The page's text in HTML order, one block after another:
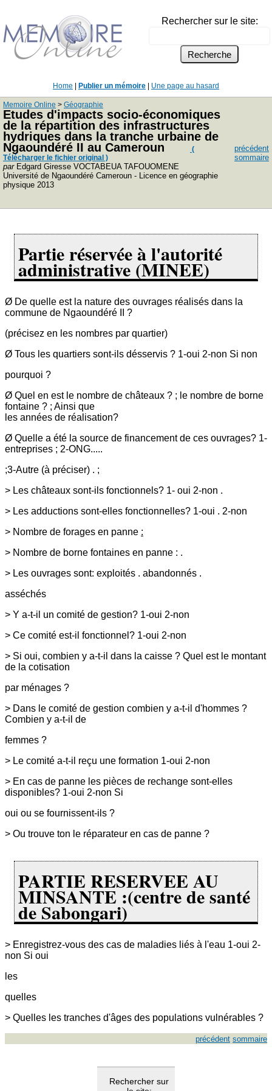
Rechercher sur le site:
Home Publier un mémoire Une page au hasard
Memoire Online > Géographie
Etudes d'impacts socio-économiques
de la répartition des infrastructures
hydriques dans la tranche urbaine de
Ngaoundéré II au Cameroun
(
Télécharger le fichier original )
parEdgard Giresse VOCTABEUA TAFOUOMENE
Université de Ngaoundéré Cameroun - Licence en géographie
physique 2013
précédent
sommaire
Partie réservée à l'autorité
administrative (MINEE)
Ø De quelle est la nature des ouvrages réalisés dans la
commune de Ngaoundéré II ?
(précisez en les nombres par quartier)
Ø Tous les quartiers sont-ils désservis ? 1-oui 2-non Si non
pourquoi ?
Ø Quel en est le nombre de châteaux ? ; le nombre de borne
fontaine ? ; Ainsi que
les années de réalisation?
Ø Quelle a été la source de financement de ces ouvrages? 1-
entreprises ; 2-ONG.....
;3-Autre (à préciser) . ;
> Les châteaux sont-ils fonctionnels? 1- oui 2-non .
> Les adductions sont-elles fonctionnelles? 1-oui . 2-non
> Nombre de forages en panne :
> Nombre de borne fontaines en panne : .
> Les ouvrages sont: exploités . abandonnés .
asséchés
> Y a-t-il un comité de gestion? 1-oui 2-non
> Ce comité est-il fonctionnel? 1-oui 2-non
> Si oui, combien y a-t-il dans la caisse ? Quel est le montant
de la cotisation
par ménages ?
> Dans le comité de gestion combien y a-t-il d'hommes ?
Combien y a-t-il de
femmes ?
> Le comité a-t-il reçu une formation 1-oui 2-non
> En cas de panne les pièces de rechange sont-elles
disponibles? 1-oui 2-non Si
oui ou se fournissent-ils ?
> Ou trouve ton le réparateur en cas de panne ?
PARTIE RESERVEE AU
MINSANTE :(centre de santé
de Sabongari)
> Enregistrez-vous des cas de maladies liés à l'eau 1-oui 2-
non Si oui
les
quelles
> Quelles les tranches d'âges des populations vulnérables ?
précédent sommaire
Rechercher sur